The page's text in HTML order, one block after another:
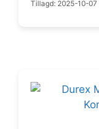
Tillagd: 2025-10-07